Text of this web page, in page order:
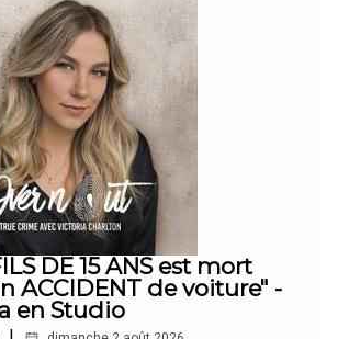
:
victoriacharltonofficiel
@victoriacharltonn
Out :
PODCAST :
us/podcast/over-n-
DE 15 ANS est mort
ACCIDENT de voiture" -
en Studio